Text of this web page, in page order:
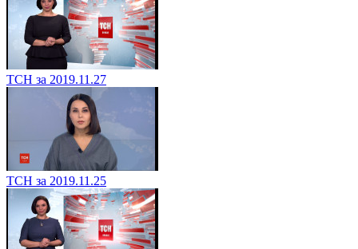
ТСН за 2019.11.27
ТСН за 2019.11.25